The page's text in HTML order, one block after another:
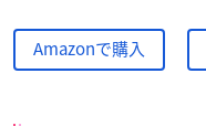
Amazonで購入